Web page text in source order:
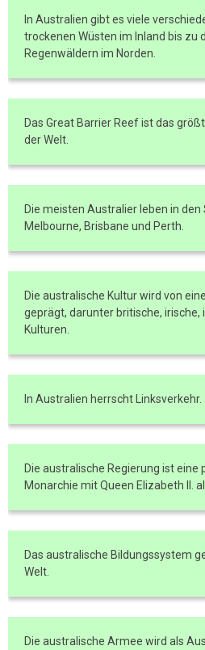
In Australien gibt es viele
trockenen Wüsten im Inland bis zu
Regenwäldern im Norden.
Das Great Barrier Reef ist das
der Welt.
Die meisten Australier leben in den
Melbourne, Brisbane und Perth.
Die australische Kultur wird von
geprägt, darunter britische, irische,
Kulturen.
In Australien herrscht Linksverkehr.
Die australische Regierung ist eine
Monarchie mit Queen Elizabeth II.
Das australische Bildungssystem
Welt.
Die australische Armee wird als